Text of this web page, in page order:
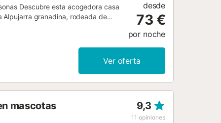
Descubre esta acogedora casa
granadina, rodeada de
dispone de 2 dormitorios
confortable salón con chimenea,
totalmente equipada y un
cubierto y una práctica zona de
en plena naturaleza. Un
desde
73 €
por noche
Ver oferta
mascotas 9,3
11 opiniones